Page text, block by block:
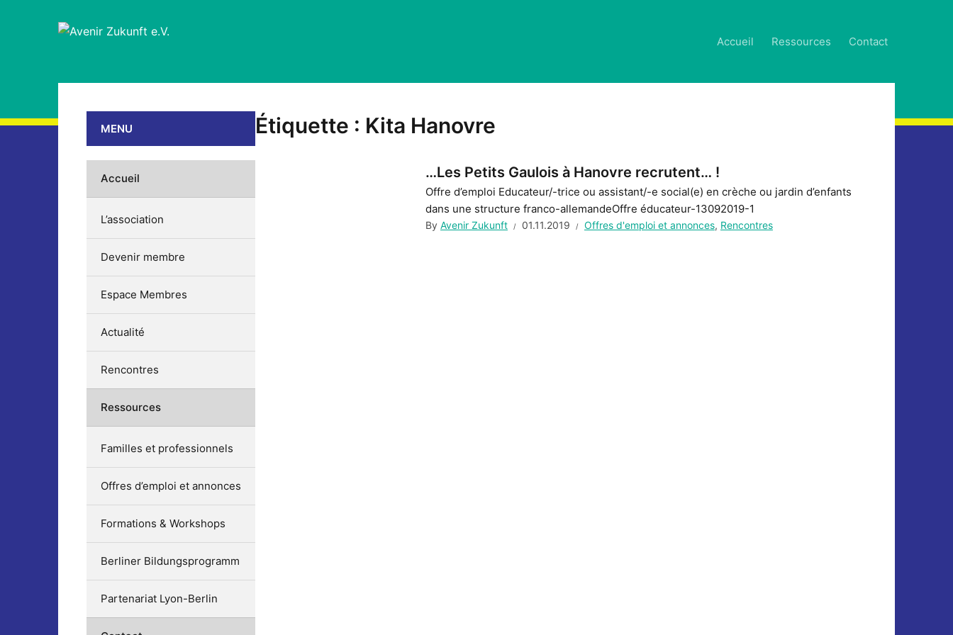
Accueil Ressources Contact
Étiquette : Kita Hanovre
…Les Petits Gaulois à Hanovre recrutent… !
Offre d’emploi Educateur/-trice ou assistant/-e social(e) en crèche ou jardin d’enfants
dans une structure franco-allemandeOffre éducateur-13092019-1
By Avenir Zukunft 01.11.2019 Offres d'emploi et annonces, Rencontres
MENU
Accueil
L’association
Devenir membre
Espace Membres
Actualité
Rencontres
Ressources
Familles et professionnels
Offres d’emploi et annonces
Formations & Workshops
Berliner Bildungsprogramm
Partenariat Lyon-Berlin